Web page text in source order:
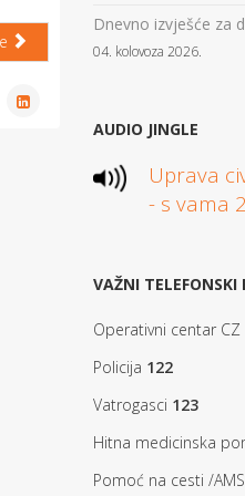
Dnevno izvješće za
04. kolovoza 2026.
AUDIO JINGLE
Uprava
- s vama
VAŽNI TELEFONSKI
Operativni centar CZ
Policija 122
Vatrogasci 123
Hitna medicinska
Pomoć na cesti /